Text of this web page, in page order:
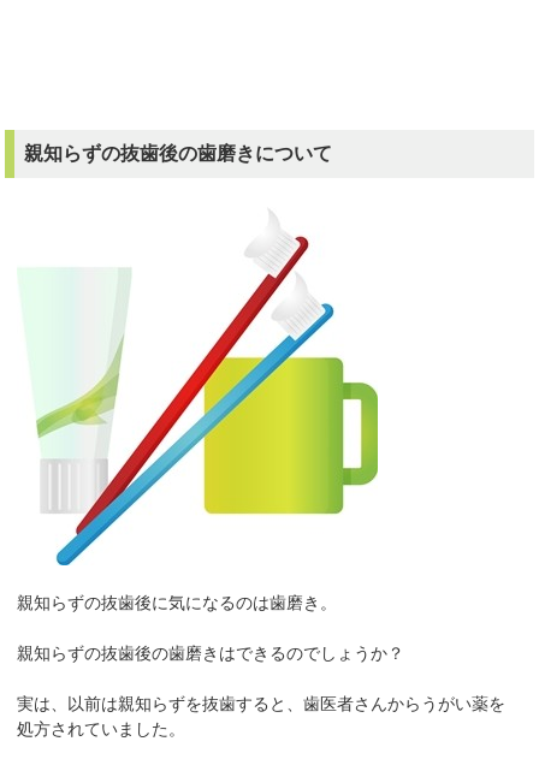
親知らずの抜歯後の歯磨きについて
親知らずの抜歯後に気になるのは歯磨き。
親知らずの抜歯後の歯磨きはできるのでしょうか？
実は、以前は親知らずを抜歯すると、歯医者さんからうがい薬を
処方されていました。